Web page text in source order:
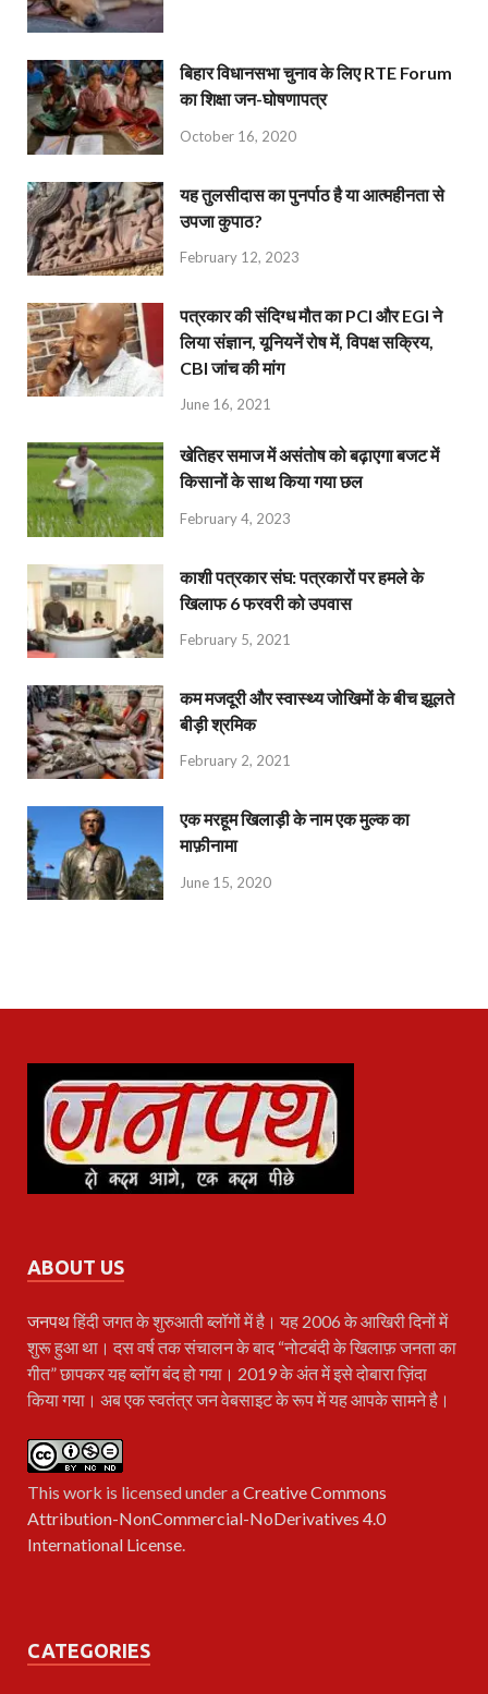
बिहार विधानसभा चुनाव के लिए RTE Forum
का शिक्षा जन-घोषणापत्र
October 16, 2020
यह तुलसीदास का पुनर्पाठ है या आत्महीनता से
उपजा कुपाठ?
February 12, 2023
पत्रकार की संदिग्ध मौत का PCI और EGI ने
लिया संज्ञान, यूनियनें रोष में, विपक्ष सक्रिय,
CBI जांच की मांग
June 16, 2021
खेतिहर समाज में असंतोष को बढ़ाएगा बजट में
किसानों के साथ किया गया छल
February 4, 2023
काशी पत्रकार संघ: पत्रकारों पर हमले के
खिलाफ 6 फरवरी को उपवास
February 5, 2021
कम मजदूरी और स्वास्थ्य जोखिमों के बीच झूलते
बीड़ी श्रमिक
February 2, 2021
एक मरहूम खिलाड़ी के नाम एक मुल्क का
माफ़ीनामा
June 15, 2020
ABOUT US
जनपथहिंदी जगत के शुरुआती ब्लॉगों में है। यह 2006 के आखिरी दिनों में
शुरू हुआ था। दस वर्ष तक संचालन के बाद “नोटबंदी के खिलाफ़ जनता का
गीत” छापकर यह ब्लॉग बंद हो गया। 2019 के अंत में इसे दोबारा ज़िंदा
किया गया। अब एक स्वतंत्र जन वेबसाइट के रूप में यह आपके सामने है।
This work is licensed under aCreative Commons
Attribution-NonCommercial-NoDerivatives 4.0
International License.
CATEGORIES